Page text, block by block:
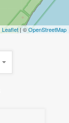
Leaflet| ©OpenStreetMap